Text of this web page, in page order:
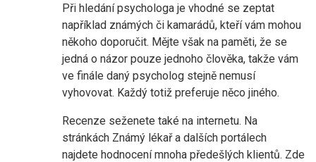
Při hledání psychologa je vhodné se zeptat
například známých či kamarádů, kteří vám mohou
někoho doporučit. Mějte však na paměti, že se
jedná o názor pouze jednoho člověka, takže vám
ve finále daný psycholog stejně nemusí
vyhovovat. Každý totiž preferuje něco jiného.
Recenze seženete také na internetu. Na
stránkách Známý lékař a dalších portálech
najdete hodnocení mnoha předešlých klientů. Zde